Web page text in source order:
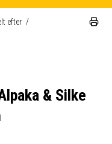
efter /
& Silke